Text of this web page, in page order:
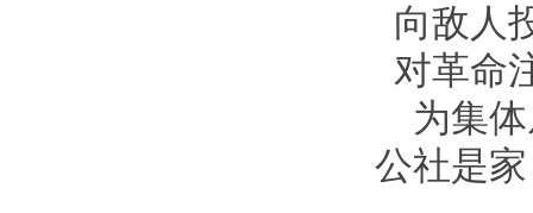
向敌人
对革命
为集
公社是